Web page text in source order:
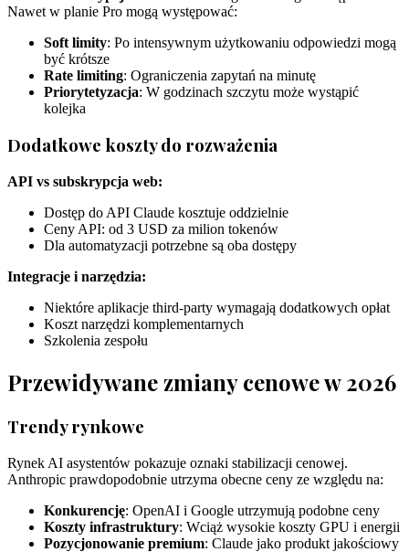
Nawet w planie Pro mogą występować:
Soft limity: Po intensywnym użytkowaniu odpowiedzi mogą
być krótsze
Rate limiting: Ograniczenia zapytań na minutę
Priorytetyzacja: W godzinach szczytu może wystąpić
kolejka
Dodatkowe koszty do rozważenia
API vs subskrypcja web:
Dostęp do API Claude kosztuje oddzielnie
Ceny API: od 3 USD za milion tokenów
Dla automatyzacji potrzebne są oba dostępy
Integracje i narzędzia:
Niektóre aplikacje third-party wymagają dodatkowych opłat
Koszt narzędzi komplementarnych
Szkolenia zespołu
Przewidywane zmiany cenowe w 2026
Trendy rynkowe
Rynek AI asystentów pokazuje oznaki stabilizacji cenowej.
Anthropic prawdopodobnie utrzyma obecne ceny ze względu na:
Konkurencję: OpenAI i Google utrzymują podobne ceny
Koszty infrastruktury: Wciąż wysokie koszty GPU i energii
Pozycjonowanie premium: Claude jako produkt jakościowy